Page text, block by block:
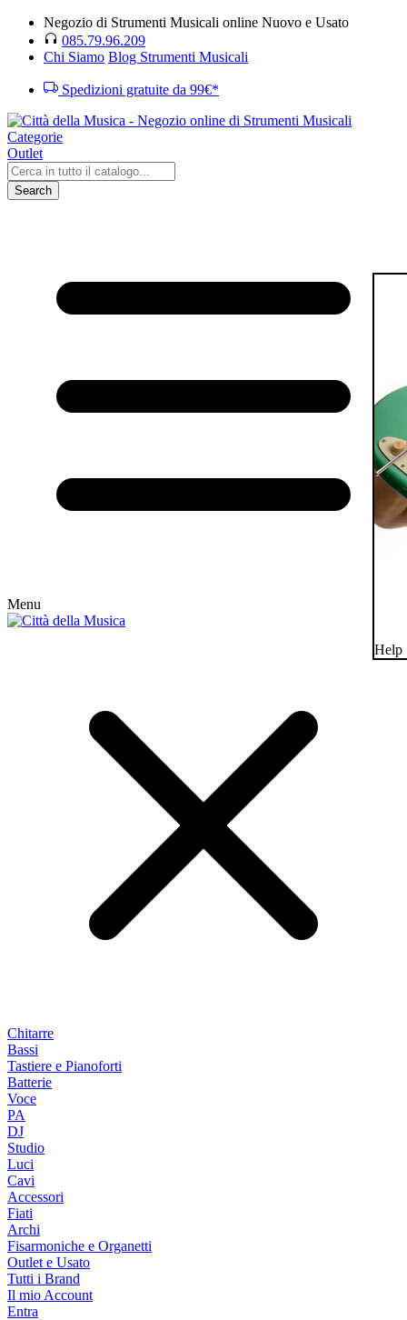
Negozio di Strumenti Musicali online Nuovo e Usato
085.79.96.209
Chi Siamo Blog Strumenti Musicali
Spedizioni gratuite da 99€*
Categorie
Outlet
Search
Menu
Chitarre
Bassi
Tastiere e Pianoforti
Batterie
Voce
PA
DJ
Studio
Luci
Cavi
Accessori
Fiati
Archi
Fisarmoniche e Organetti
Outlet e Usato
Tutti i Brand
Il mio Account
Entra
Help